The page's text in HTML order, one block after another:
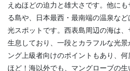
えぬほどの迫力と雄大さです。他に
る島や、日本最西・最南端の温泉な
光スポットです。西表島周辺の海は
生息しており、一段とカラフルな光
ング上級者向けのポイントもあり、
ほど！海以外でも、マングローブの